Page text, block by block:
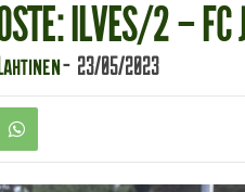
ILVES/2 – FC
- 23/05/2023